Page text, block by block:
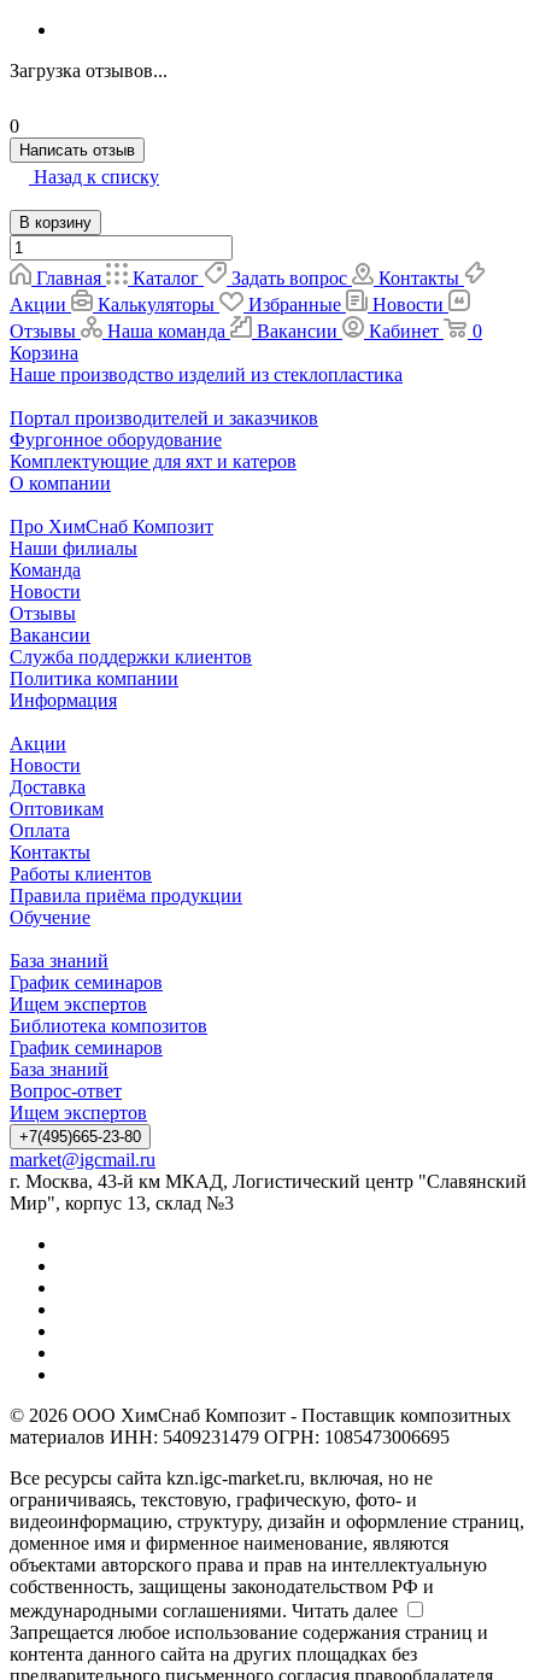
Загрузка отзывов...
0
Написать отзыв
Назад к списку
В корзину
Главная Каталог Задать вопрос
Контакты
Акции
Калькуляторы Избранные
Новости
Отзывы
Наша команда Вакансии Кабинет
0
Корзина
Наше производство изделий из стеклопластика
Портал производителей и заказчиков
Фургонное оборудование
Комплектующие для яхт и катеров
О компании
Про ХимСнаб Композит
Наши филиалы
Команда
Новости
Отзывы
Вакансии
Служба поддержки клиентов
Политика компании
Информация
Акции
Новости
Доставка
Оптовикам
Оплата
Контакты
Работы клиентов
Правила приёма продукции
Обучение
База знаний
График семинаров
Ищем экспертов
Библиотека композитов
График семинаров
База знаний
Вопрос-ответ
Ищем экспертов
+7(495)665-23-80
market@igcmail.ru
г. Москва, 43-й км МКАД, Логистический центр "Славянский
Мир", корпус 13, склад №3
© 2026 ООО ХимСнаб Композит - Поставщик композитных
материалов ИНН: 5409231479 ОГРН: 1085473006695
Все ресурсы сайта kzn.igc-market.ru, включая, но не
ограничиваясь, текстовую, графическую, фото- и
видеоинформацию, структуру, дизайн и оформление страниц,
доменное имя и фирменное наименование, являются
объектами авторского права и прав на интеллектуальную
собственность, защищены законодательством РФ и
международными соглашениями. Читать далее
Запрещается любое использование содержания страниц и
контента данного сайта на других площадках без
предварительного письменного согласия правообладателя.